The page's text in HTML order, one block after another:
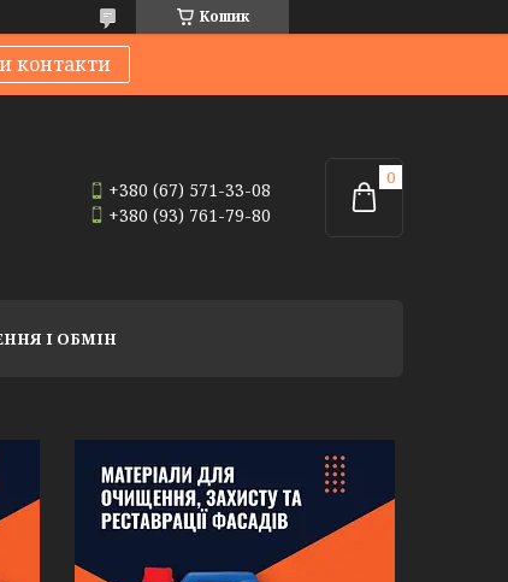
Кошик
контакти
+380 (67) 571-33-08
+380 (93) 761-79-80
І ОБМІН